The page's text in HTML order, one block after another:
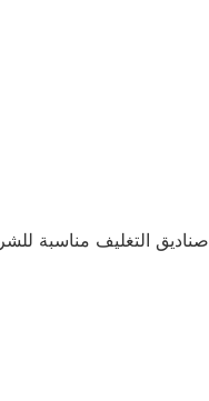
صناديق التغليف مناسبة